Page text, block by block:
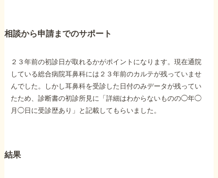
相談から申請までのサポート
２３年前の初診日が取れるかがポイントになります。現在通院
している総合病院耳鼻科には２３年前のカルテが残っていませ
んでした。しかし耳鼻科を受診した日付のみデータが残ってい
たため、診断書の初診所見に「詳細はわからないものの◯年◯
月◯日に受診歴あり」と記載してもらいました。
結果